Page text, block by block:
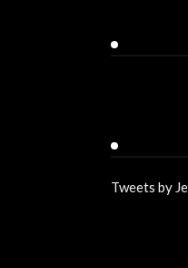
Tweets by